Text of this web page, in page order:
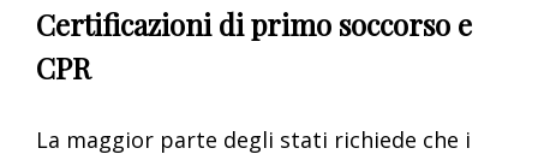
Certificazioni di primo soccorso e
CPR
La maggior parte degli stati richiede che i